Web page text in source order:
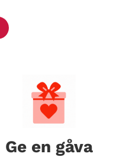
Wellness Sverige
Ge en gåva